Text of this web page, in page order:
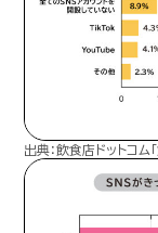
出典：飲食店ドットコ